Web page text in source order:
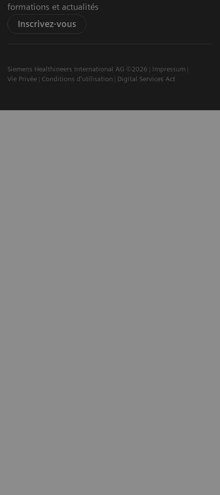
formations et actualités
Inscrivez-vous
Siemens Healthineers International AG ©2026
Impressum
Vie Privée
Conditions d'utilisation Digital Services Act